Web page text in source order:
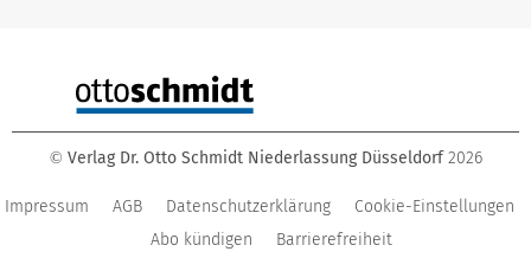
© Verlag Dr. Otto Schmidt Niederlassung Düsseldorf 2026
Impressum AGB Datenschutzerklärung
Cookie-Einstellungen
Abo kündigen
Barrierefreiheit